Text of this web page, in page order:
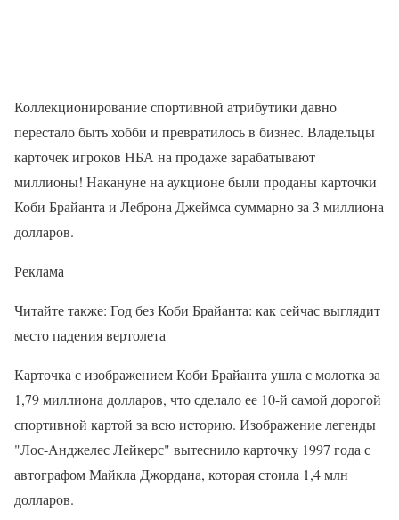
Коллекционирование спортивной атрибутики давно
перестало быть хобби и превратилось в бизнес. Владельцы
карточек игроков НБА на продаже зарабатывают
миллионы! Накануне на аукционе были проданы карточки
Коби Брайанта и Леброна Джеймса суммарно за 3 миллиона
долларов.
Реклама
Читайте также: Год без Коби Брайанта: как сейчас выглядит
место падения вертолета
Карточка с изображением Коби Брайанта ушла с молотка за
1,79 миллиона долларов, что сделало ее 10-й самой дорогой
спортивной картой за всю историю. Изображение легенды
"Лос-Анджелес Лейкерс" вытеснило карточку 1997 года с
автографом Майкла Джордана, которая стоила 1,4 млн
долларов.